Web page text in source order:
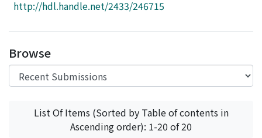
Access Statistics
http://hdl.handle.net/2433/246715
Browse
List Of Items (Sorted by Table of contents in
Ascending order): 1-20 of 20